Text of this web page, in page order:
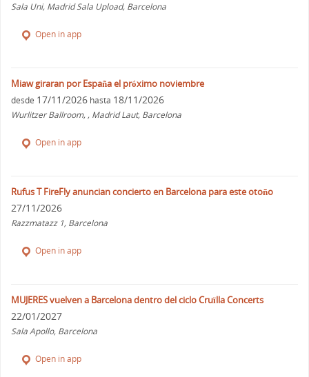
Sala Uni, Madrid Sala Upload, Barcelona
Open in app
Miaw giraran por España el próximo noviembre
desde 17/11/2026 hasta 18/11/2026
Wurlitzer Ballroom, , Madrid Laut, Barcelona
Open in app
Rufus T FireFly anuncian concierto en Barcelona para este otoño
27/11/2026
Razzmatazz 1, Barcelona
Open in app
MUJERES vuelven a Barcelona dentro del ciclo Cruïlla Concerts
22/01/2027
Sala Apollo, Barcelona
Open in app